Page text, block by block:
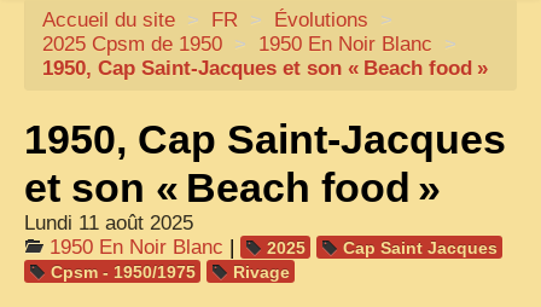
CARTACARO
NOS LIVRES
ILLUSTRATEURS
TONKIN
FRONTIÈRE
1908, RÉVOLTE
Accueil du site > FR > Évolutions
>
2025 Cpsm de 1950 > 1950 En Noir Blanc
>
1950, Cap Saint-Jacques et son « Beach food »
1950, Cap Saint-Jacques
et son « Beach food »
Lundi 11 août 2025
1950 En Noir Blanc | 2025
Cap Saint Jacques
Cpsm - 1950/1975
Rivage